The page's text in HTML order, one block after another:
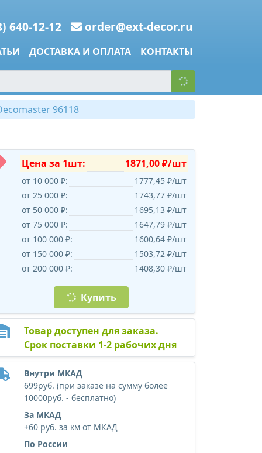
640-12-12 order@ext-decor.ru
ДОСТАВКА И ОПЛАТА КОНТАКТЫ
96118
Цена за 1шт: 1871,00 ₽/шт
от 10 000 ₽:
1777,45 ₽/шт
от 25 000 ₽:
1743,77 ₽/шт
от 50 000 ₽:
1695,13 ₽/шт
от 75 000 ₽:
1647,79 ₽/шт
от 100 000 ₽:
1600,64 ₽/шт
от 150 000 ₽:
1503,72 ₽/шт
от 200 000 ₽:
1408,30 ₽/шт
Купить
Товар доступен для заказа.
Срок поставки 1-2 рабочих дня
Внутри МКАД
699руб. (при заказе на сумму более
10000руб. - бесплатно)
За МКАД
+60 руб. за км от МКАД
По России